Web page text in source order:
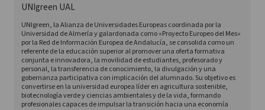
UNIgreen UAL
UNIgreen, la Alianza de Universidades Europeas coordinada por la
Universidad de Almería y galardonada como «Proyecto Europeo del Mes»
por la Red de Información Europea de Andalucía, se consolida como un
referente de la educación superior al promover una oferta formativa
conjunta e innovadora, la movilidad de estudiantes, profesorado y
personal, la transferencia de conocimiento, la divulgación y una
gobernanza participativa con implicación del alumnado. Su objetivo es
convertirse en la universidad europea líder en agricultura sostenible,
biotecnología verde y ciencias ambientales y de la vida, formando
profesionales capaces de impulsar la transición hacia una economía